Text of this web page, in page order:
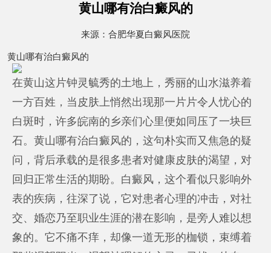
黄山哪有治白癜风的
来源： 合肥华夏白癜风医院
黄山哪有治白癜风的
在黄山这片钟灵毓秀的土地上，秀丽的山水滋养着
一方百姓，当皮肤上悄然出现那一片片令人忧心的
白斑时，许多皖南的乡亲们心里便如同压了一块巨
石。黄山哪有治白癜风的，这句朴实而又焦急的疑
问，背后承载的是很多患者对健康皮肤的渴望，对
回归正常生活的期盼。白癜风，这个看似只影响外
表的疾病，往深了说，它对患者心理的冲击，对社
交、婚恋乃至职业生涯的潜在影响，是旁人难以想
象的。它不痛不痒，却像一道无形的枷锁，束缚着